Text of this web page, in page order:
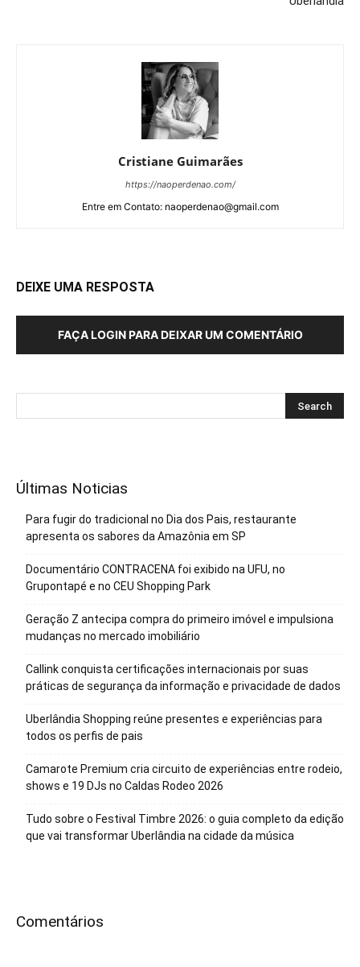
Cristiane Guimarães
https://naoperdenao.com/
Entre em Contato: naoperdenao@gmail.com
DEIXE UMA RESPOSTA
FAÇA LOGIN PARA DEIXAR UM COMENTÁRIO
Últimas Noticias
Para fugir do tradicional no Dia dos Pais, restaurante
apresenta os sabores da Amazônia em SP
Documentário CONTRACENA foi exibido na UFU, no
Grupontapé e no CEU Shopping Park
Geração Z antecipa compra do primeiro imóvel e impulsiona
mudanças no mercado imobiliário
Callink conquista certificações internacionais por suas
práticas de segurança da informação e privacidade de dados
Uberlândia Shopping reúne presentes e experiências para
todos os perfis de pais
Camarote Premium cria circuito de experiências entre rodeio,
shows e 19 DJs no Caldas Rodeo 2026
Tudo sobre o Festival Timbre 2026: o guia completo da edição
que vai transformar Uberlândia na cidade da música
Comentários